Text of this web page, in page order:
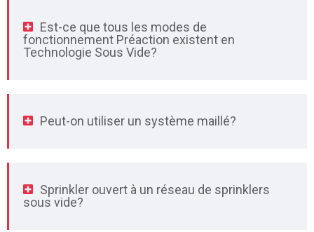
Est-ce que tous les modes de
fonctionnement Préaction existent en
Technologie Sous Vide?
Peut-on utiliser un système maillé?
Sprinkler ouvert à un réseau de sprinklers
sous vide?